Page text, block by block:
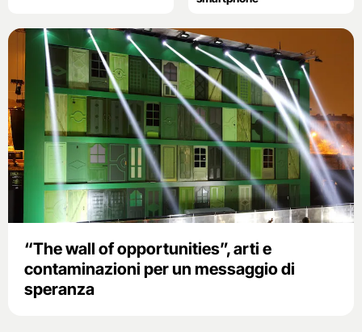
“The wall of opportunities”, arti e
contaminazioni per un messaggio di
speranza